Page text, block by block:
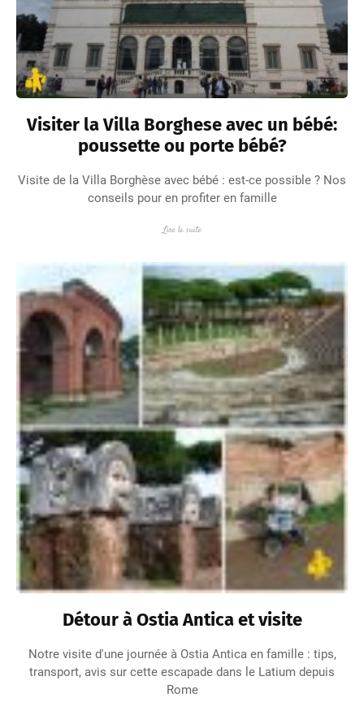
Visiter la Villa Borghese avec un bébé:
poussette ou porte bébé?
Visite de la Villa Borghèse avec bébé : est-ce possible ? Nos
conseils pour en profiter en famille
Lire la suite
Détour à Ostia Antica et visite
Notre visite d'une journée à Ostia Antica en famille : tips,
transport, avis sur cette escapade dans le Latium depuis
Rome